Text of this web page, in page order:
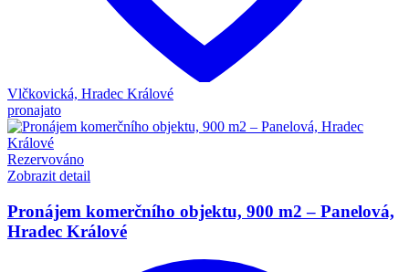
Vlčkovická, Hradec Králové
pronajato
Rezervováno
Zobrazit detail
Pronájem komerčního objektu, 900 m2 – Panelová,
Hradec Králové